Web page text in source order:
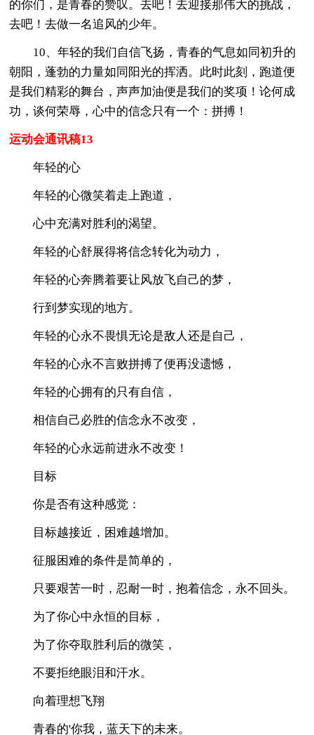
的你们，是青春的赞叹。去吧！去迎接那伟大的挑战，
去吧！去做一名追风的少年。
10、年轻的我们自信飞扬，青春的气息如同初升的
朝阳，蓬勃的力量如同阳光的挥洒。此时此刻，跑道便
是我们精彩的舞台，声声加油便是我们的奖项！论何成
功，谈何荣辱，心中的信念只有一个：拼搏！
运动会通讯稿13
年轻的心
年轻的心微笑着走上跑道，
心中充满对胜利的渴望。
年轻的心舒展得将信念转化为动力，
年轻的心奔腾着要让风放飞自己的梦，
行到梦实现的地方。
年轻的心永不畏惧无论是敌人还是自己，
年轻的心永不言败拼搏了便再没遗憾，
年轻的心拥有的只有自信，
相信自己必胜的信念永不改变，
年轻的心永远前进永不改变！
目标
你是否有这种感觉：
目标越接近，困难越增加。
征服困难的条件是简单的，
只要艰苦一时，忍耐一时，抱着信念，永不回头。
为了你心中永恒的目标，
为了你夺取胜利后的微笑，
不要拒绝眼泪和汗水。
向着理想飞翔
青春的'你我，蓝天下的未来。